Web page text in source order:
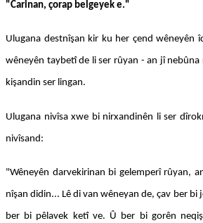
"Carinan, çorap belgeyek e."
Ulugana destnîşan kir ku her çend wêneyên
wêneyên taybetî de li ser rûyan - an jî
kişandin ser lingan.
Ulugana nivîsa xwe bi nirxandinên li ser
nivîsand:
"Wêneyên darvekirinan bi gelemperî rûyan,
nîşan didin... Lê di van wêneyan de, çav ber bi
ber bi pêlavek ketî ve. Û ber bi gorên